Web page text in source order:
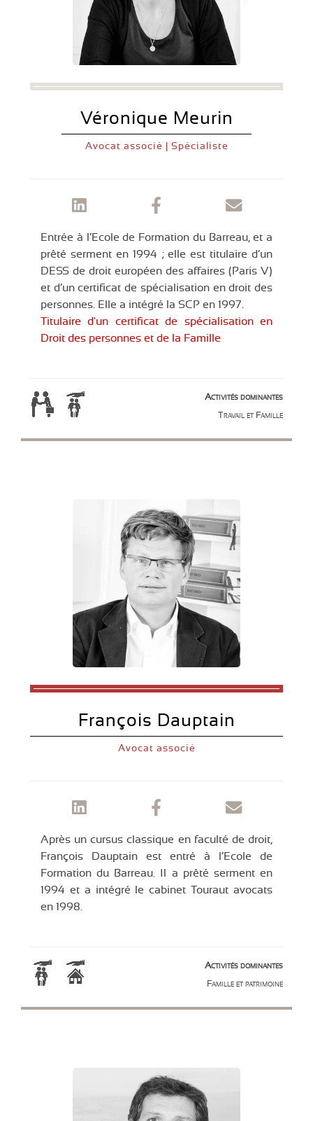
Véronique Meurin
Avocat associé | Spécialiste
Entrée à l’Ecole de Formation du Barreau, et a
prêté serment en 1994 ; elle est titulaire d’un
DESS de droit européen des affaires (Paris V)
et d’un certificat de spécialisation en droit des
personnes. Elle a intégré la SCP en 1997.
Titulaire d'un certificat de spécialisation en
Droit des personnes et de la Famille
Activités dominantes
Travail et Famille
François Dauptain
Avocat associé
Après un cursus classique en faculté de droit,
François Dauptain est entré à l’Ecole de
Formation du Barreau. Il a prêté serment en
1994 et a intégré le cabinet Touraut avocats
en 1998.
Activités dominantes
Famille et patrimoine